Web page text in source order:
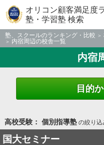
オリコン顧客満足度
塾・学習塾 検索
塾、スクールのランキング・比較
内宿周辺の校舎一覧
内宿
目的
高校受験： 個別指導塾の絞り込
国大セミナー